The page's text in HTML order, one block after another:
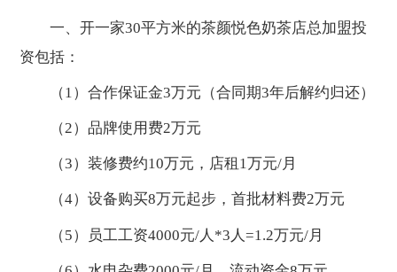
一、开一家30平方米的茶颜悦色奶茶店总加盟投
资包括：
（1）合作保证金3万元（合同期3年后解约归还）
（2）品牌使用费2万元
（3）装修费约10万元，店租1万元/月
（4）设备购买8万元起步，首批材料费2万元
（5）员工工资4000元/人*3人=1.2万元/月